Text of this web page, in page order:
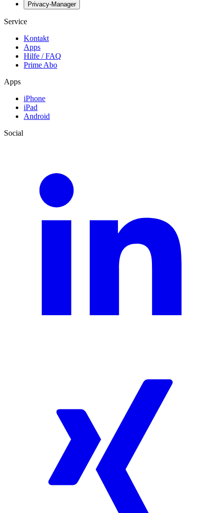
Privacy-Manager
Service
Kontakt
Apps
Hilfe / FAQ
Prime Abo
Apps
iPhone
iPad
Android
Social